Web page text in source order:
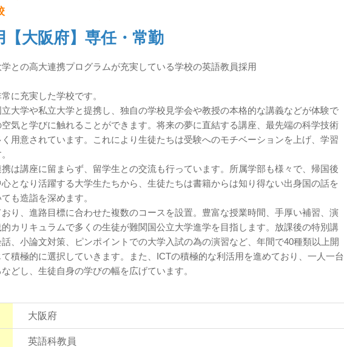
【大阪府】専任・常勤
との高大連携プログラムが充実している学校の英語教員採用
に充実した学校です。
大学や私立大学と提携し、独自の学校見学会や教授の本格的な講義などが体験で
気と学びに触れることができます。将来の夢に直結する講座、最先端の科学技術
用意されています。これにより生徒たちは受験へのモチベーションを上げ、学習
は講座に留まらず、留学生との交流も行っています。所属学部も様々で、帰国後
となり活躍する大学生たちから、生徒たちは書籍からは知り得ない出身国の話を
も造詣を深めます。
り、進路目標に合わせた複数のコースを設置。豊富な授業時間、手厚い補習、演
カリキュラムで多くの生徒が難関国公立大学進学を目指します。放課後の特別講
、小論文対策、ピンポイントでの大学入試の為の演習など、年間で40種類以上開
積極的に選択していきます。また、ICTの積極的な利活用を進めており、一人一台
どし、生徒自身の学びの幅を広げています。
大阪府
英語科教員